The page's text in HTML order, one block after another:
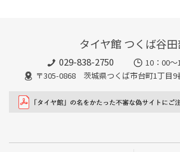
タイヤ館 つくば谷
029-838-2750
10：00
〒305-0868 茨城県つくば市台町1丁目9